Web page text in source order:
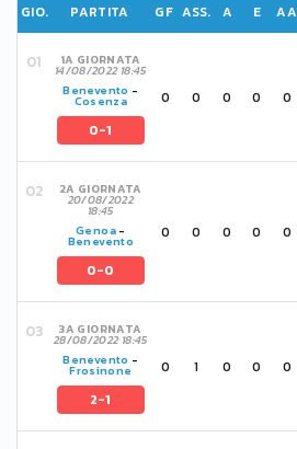
GIO. PARTITA GF ASS. A E AA
1A GIORNATA
14/08/2022 18:45
Benevento -
Cosenza
0-1
0 0 0 0 0
2A GIORNATA
20/08/2022
18:45
Genoa-
Benevento
0-0
0 0 0 0 0
3A GIORNATA
28/08/2022 18:45
Benevento -
Frosinone
2-1
0 1 0 0 0